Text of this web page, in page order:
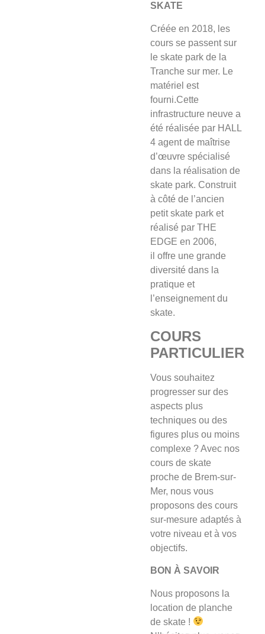
SKATE
Créée en 2018, les
cours se passent sur
le skate park de la
Tranche sur mer. Le
matériel est
fourni.Cette
infrastructure neuve a
été réalisée par HALL
4 agent de maîtrise
d’œuvre spécialisé
dans la réalisation de
skate park. Construit
à côté de l’ancien
petit skate park et
réalisé par THE
EDGE en 2006,
il offre une grande
diversité dans la
pratique et
l’enseignement du
skate.
COURS
PARTICULIER
Vous souhaitez
progresser sur des
aspects plus
techniques ou des
figures plus ou moins
complexe ? Avec nos
cours de skate
proche de Brem-sur-
Mer, nous vous
proposons des cours
sur-mesure adaptés à
votre niveau et à vos
objectifs.
BON À SAVOIR
Nous proposons la
location de planche
de skate !